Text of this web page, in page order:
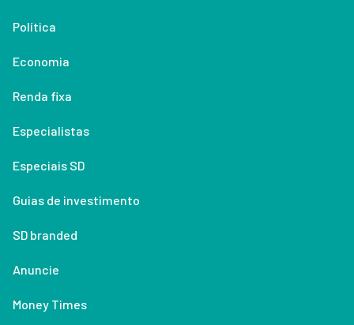
Política
Economia
Renda fixa
Especialistas
Especiais SD
Guias de investimento
SD branded
Anuncie
Money Times